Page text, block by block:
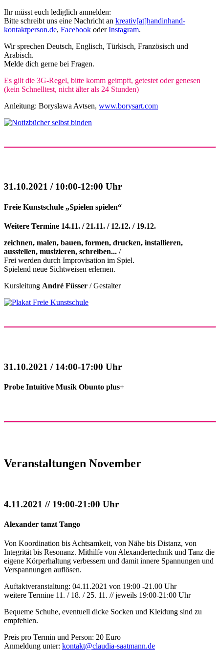
Ihr müsst euch lediglich anmelden:
Bitte schreibt uns eine Nachricht an kreativ[at]handinhand-
kontaktperson.de, Facebook oderInstagram.
Wir sprechen Deutsch, Englisch, Türkisch, Französisch und
Arabisch.
Melde dich gerne bei Fragen.
Es gilt die 3G-Regel, bitte komm geimpft, getestet oder genesen
(kein Schnelltest, nicht älter als 24 Stunden)
Anleitung: Boryslawa Avtsen, www.borysart.com
31.10.2021 / 10:00-12:00 Uhr
Freie Kunstschule „Spielen spielen“
Weitere Termine 14.11. / 21.11. / 12.12. / 19.12.
zeichnen, malen, bauen, formen, drucken, installieren,
ausstellen, musizieren, schreiben... /
Frei werden durch Improvisation im Spiel.
Spielend neue Sichtweisen erlernen.
Kursleitung André Füsser / Gestalter
31.10.2021 / 14:00-17:00 Uhr
Probe Intuitive Musik Obunto plus+
Veranstaltungen November
4.11.2021 // 19:00-21:00 Uhr
Alexander tanzt Tango
Von Koordination bis Achtsamkeit, von Nähe bis Distanz, von
Integrität bis Resonanz. Mithilfe von Alexandertechnik und Tanz die
eigene Körperhaltung verbessern und damit innere Spannungen und
Verspannungen auflösen.
Auftaktveranstaltung: 04.11.2021 von 19:00 -21.00 Uhr
weitere Termine 11. / 18. / 25. 11. // jeweils 19:00-21:00 Uhr
Bequeme Schuhe, eventuell dicke Socken und Kleidung sind zu
empfehlen.
Preis pro Termin und Person: 20 Euro
Anmeldung unter: kontakt@claudia-saatmann.de